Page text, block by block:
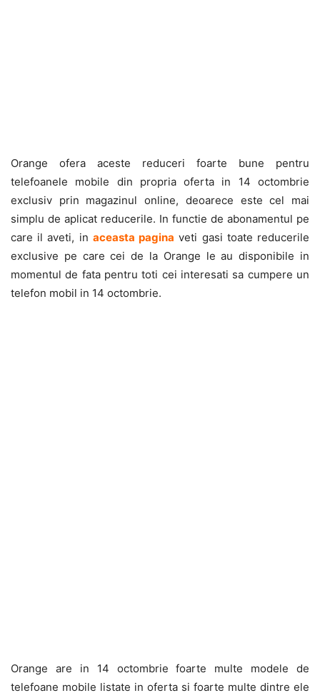
Orange ofera aceste reduceri foarte bune pentru
telefoanele mobile din propria oferta in 14 octombrie
exclusiv prin magazinul online, deoarece este cel mai
simplu de aplicat reducerile. In functie de abonamentul pe
care il aveti, in aceasta pagina veti gasi toate reducerile
exclusive pe care cei de la Orange le au disponibile in
momentul de fata pentru toti cei interesati sa cumpere un
telefon mobil in 14 octombrie.
Orange are in 14 octombrie foarte multe modele de
telefoane mobile listate in oferta si foarte multe dintre ele